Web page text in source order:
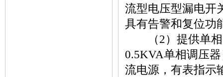
流型电压型漏电开
具有告警和复位功
（2）提供单相0
0.5KVA单相调压
流电源，有表指示